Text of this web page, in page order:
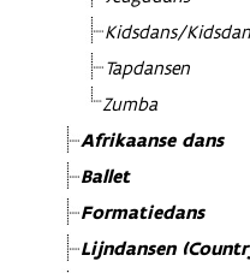
Kidsdans/
Tapdansen
Zumba
Afrikaanse dans
Ballet
Formatiedans
Lijndansen